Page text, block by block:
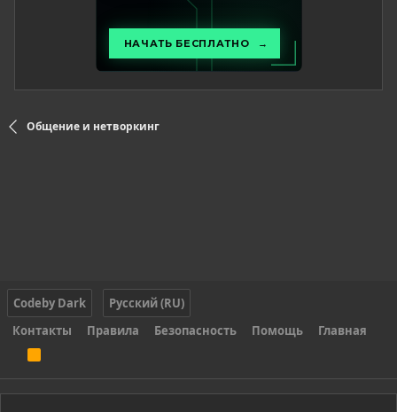
Общение и нетворкинг
Codeby Dark
Русский (RU)
Контакты
Правила Безопасность Помощь Главная
S